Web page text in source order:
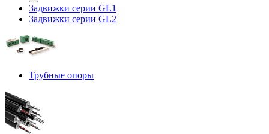
Задвижки серии GL1
Задвижки серии GL2
Трубные опоры